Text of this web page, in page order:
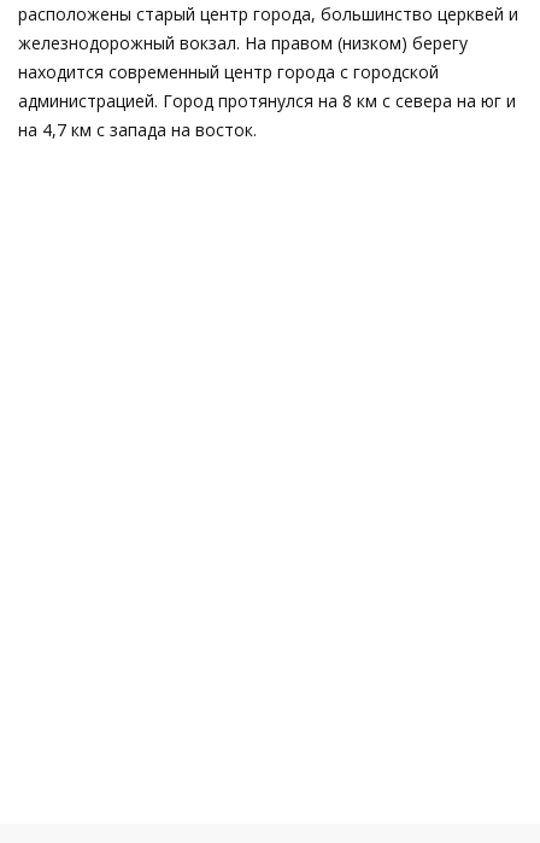
расположены старый центр города, большинство церквей и
железнодорожный вокзал. На правом (низком) берегу
находится современный центр города с городской
администрацией. Город протянулся на 8 км с севера на юг и
на 4,7 км с запада на восток.